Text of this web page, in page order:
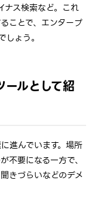
ナス検索など。これ
ことで、エンタープ
ょう。
ルとして紹
進んでいます。場所
不要になる一方で、
きづらいなどのデメ